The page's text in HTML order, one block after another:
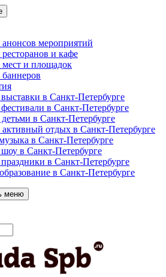
мероприятий
и кафе
и площадок
в Санкт-Петербурге
в Санкт-Петербурге
в Санкт-Петербурге
отдых в Санкт-Петербурге
в Санкт-Петербурге
в Санкт-Петербурге
в Санкт-Петербурге
в Санкт-Петербурге
меню